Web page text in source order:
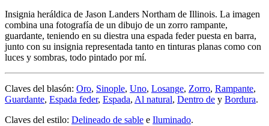
Insignia heráldica de Jason Landers Northam de Illinois. La imagen
combina una fotografía de un dibujo de un zorro rampante,
guardante, teniendo en su diestra una espada feder puesta en barra,
junto con su insignia representada tanto en tinturas planas como con
luces y sombras, todo pintado por mí.
Claves del blasón: Oro, Sinople, Uno, Losange, Zorro, Rampante,
Guardante, Espada feder, Espada, Al natural, Dentro de y Bordura.
Claves del estilo: Delineado de sable e Iluminado.